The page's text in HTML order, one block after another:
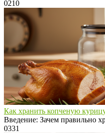
0210
Как хранить копченую
Введение: Зачем правильно
0331